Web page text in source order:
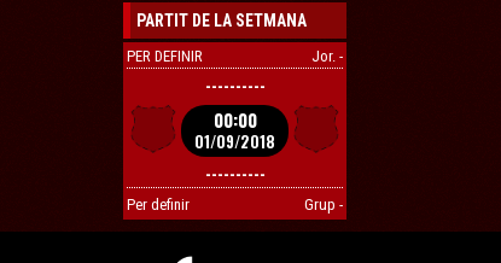
PARTIT DE LA SETMANA
PER DEFINIR Jor. -
----------
00:00
01/09/2018
----------
Per definir Grup -